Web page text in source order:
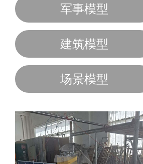
军事模型
建筑模型
场景模型